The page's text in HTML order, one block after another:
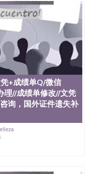
+成绩单Q/微信
//成绩单修改//文凭
询，国外证件遗失补